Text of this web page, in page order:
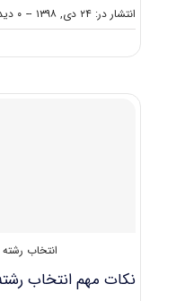
انتشار در: ۲۴ دی, ۱۳۹۸ -- ۰ دیدگاه
انتخاب
نکات مهم انتخاب